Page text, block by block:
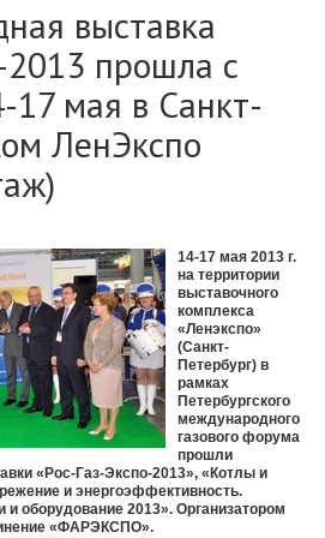
выставка
2013 прошла с
17 мая в Санкт-
ЛенЭкспо
14-17 мая 2013 г.
на территории
выставочного
комплекса
«Ленэкспо»
(Санкт-
Петербург) в
рамках
Петербургского
международного
газового форума
прошли
«Рос-Газ-Экспо-2013», «Котлы и
и энергоэффективность.
и оборудование 2013». Организатором
«ФАРЭКСПО».